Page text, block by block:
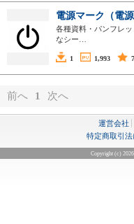
電源マーク（電源
各種資料・パンフレ
なシー…
1 1,993
前へ 1 次へ
運営会社
特定商取引
Copyright (c)